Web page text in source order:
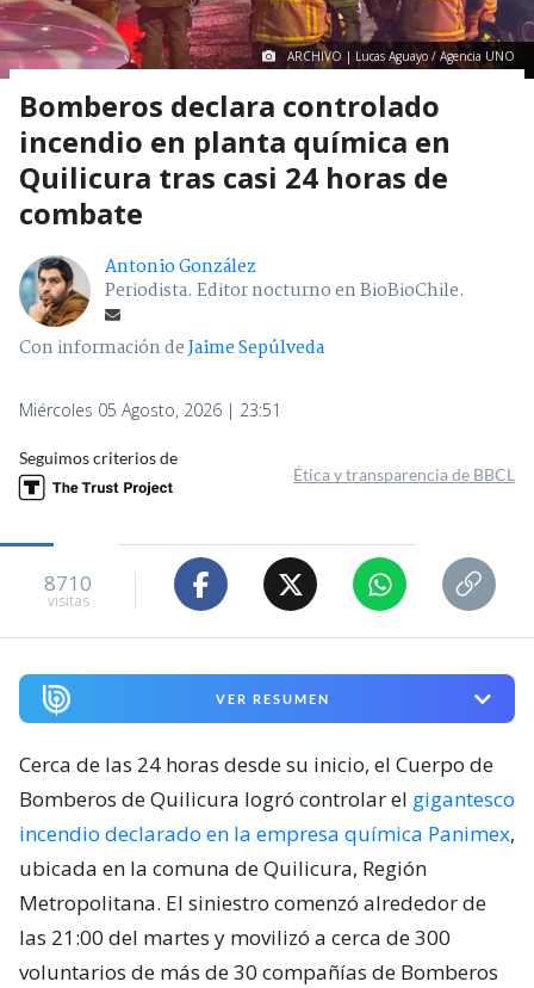
ARCHIVO | Lucas Aguayo / Agencia UNO
Bomberos declara controlado
incendio en planta química en
Quilicura tras casi 24 horas de
combate
Antonio González
Periodista. Editor nocturno en BioBioChile.
Con información deJaime Sepúlveda
Miércoles 05 Agosto, 2026 | 23:51
Seguimos criterios de
Ética y transparencia de BBCL
8710
visitas
VER RESUMEN
Cerca de las 24 horas desde su inicio, el Cuerpo de
Bomberos de Quilicura logró controlar el gigantesco
incendio declarado en la empresa química Panimex,
ubicada en la comuna de Quilicura, Región
Metropolitana. El siniestro comenzó alrededor de
las 21:00 del martes y movilizó a cerca de 300
voluntarios de más de 30 compañías de Bomberos